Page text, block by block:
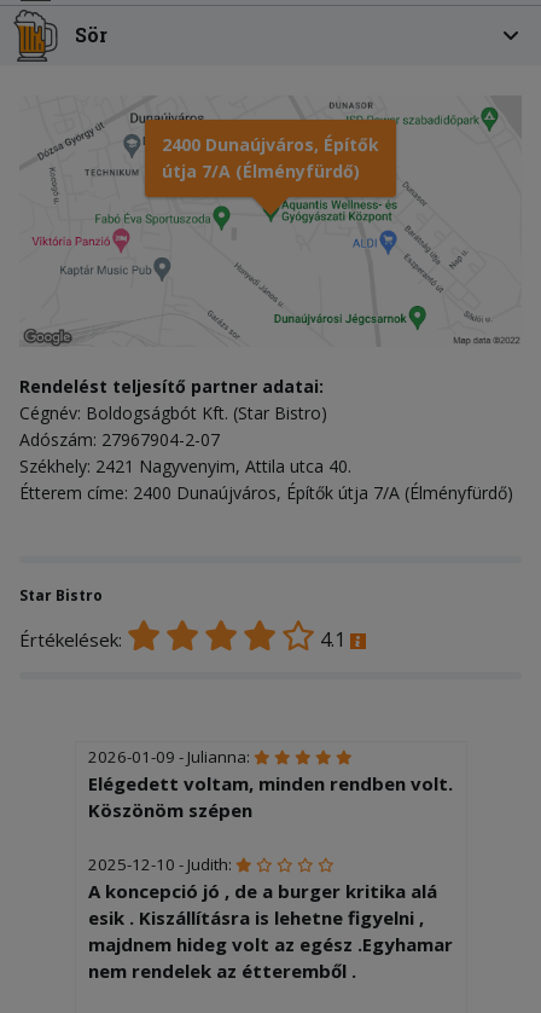
Sör
2400 Dunaújváros, Építők
útja 7/A (Élményfürdő)
Rendelést teljesítő partner adatai:
Cégnév: Boldogságbót Kft. (Star Bistro)
Adószám: 27967904-2-07
Székhely: 2421 Nagyvenyim, Attila utca 40.
Étterem címe: 2400 Dunaújváros, Építők útja 7/A (Élményfürdő)
Star Bistro
Értékelések: 4.1
2026-01-09 - Julianna:
Elégedett voltam, minden rendben volt.
Köszönöm szépen
2025-12-10 - Judith:
A koncepció jó , de a burger kritika alá
esik . Kiszállításra is lehetne figyelni ,
majdnem hideg volt az egész .Egyhamar
nem rendelek az étteremből .